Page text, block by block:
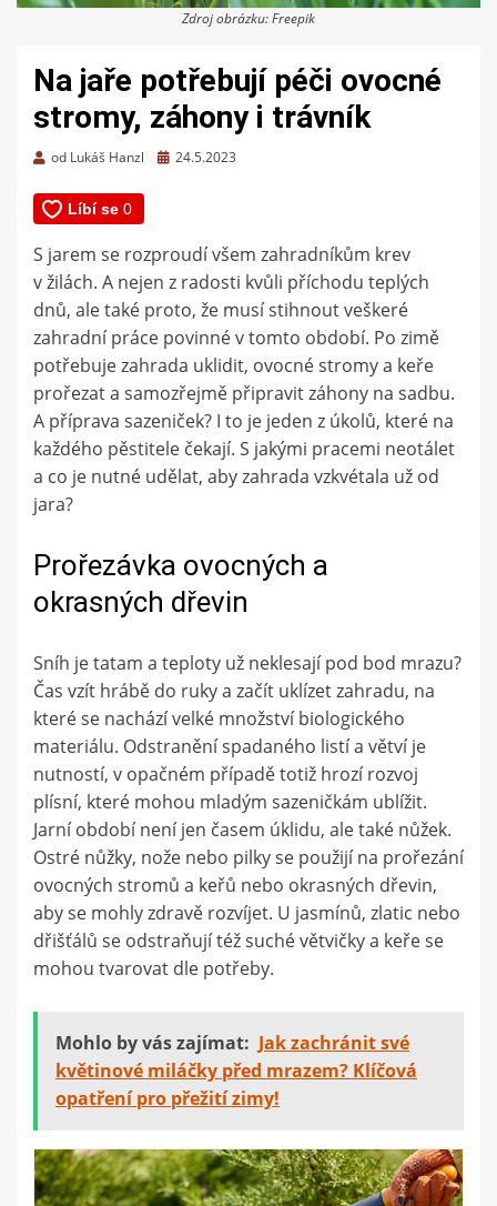
Zdroj obrázku: Freepik
Na jaře potřebují péči ovocné
stromy, záhony i trávník
od Lukáš Hanzl
Zveřejněno
24.5.2023
S jarem se rozproudí všem zahradníkům krev
v žilách. A nejen z radosti kvůli příchodu teplých
dnů, ale také proto, že musí stihnout veškeré
zahradní práce povinné v tomto období. Po zimě
potřebuje zahrada uklidit, ovocné stromy a keře
prořezat a samozřejmě připravit záhony na sadbu.
A příprava sazeniček? I to je jeden z úkolů, které na
každého pěstitele čekají. S jakými pracemi neotálet
a co je nutné udělat, aby zahrada vzkvétala už od
jara?
Prořezávka ovocných a
okrasných dřevin
Sníh je tatam a teploty už neklesají pod bod mrazu?
Čas vzít hrábě do ruky a začít uklízet zahradu, na
které se nachází velké množství biologického
materiálu. Odstranění spadaného listí a větví je
nutností, v opačném případě totiž hrozí rozvoj
plísní, které mohou mladým sazeničkám ublížit.
Jarní období není jen časem úklidu, ale také nůžek.
Ostré nůžky, nože nebo pilky se použijí na prořezání
ovocných stromů a keřů nebo okrasných dřevin,
aby se mohly zdravě rozvíjet. U jasmínů, zlatic nebo
dřišťálů se odstraňují též suché větvičky a keře se
mohou tvarovat dle potřeby.
Mohlo by vás zajímat: Jak zachránit své
květinové miláčky před mrazem? Klíčová
opatření pro přežití zimy!